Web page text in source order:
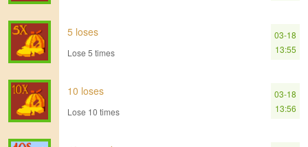
5 loses
Lose 5 times
03-18
13:55
10 loses
Lose 10 times
03-18
13:56